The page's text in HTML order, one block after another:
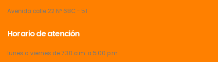
Avenida calle 22 Nº 68C - 51
Horario de atención
lunes a viernes de 7.30 a.m. a 5.00 p.m.